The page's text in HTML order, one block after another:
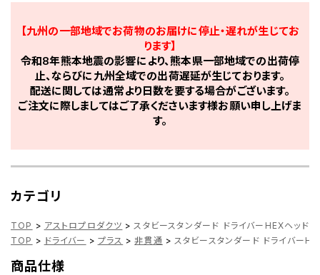
【九州の一部地域でお荷物のお届けに停止・遅れが生じてお
ります】
令和8年熊本地震の影響により、熊本県一部地域での出荷停
止、ならびに九州全域での出荷遅延が生じております。
配送に関しては通常より日数を要する場合がございます。
ご注文に際しましてはご了承くださいます様お願い申し上げま
す。
カテゴリ
TOP > アストロプロダクツ > スタビースタンダード ドライバーHEXヘッ
TOP > ドライバー > プラス > 非貫通 > スタビースタンダード ドライバー
商品仕様